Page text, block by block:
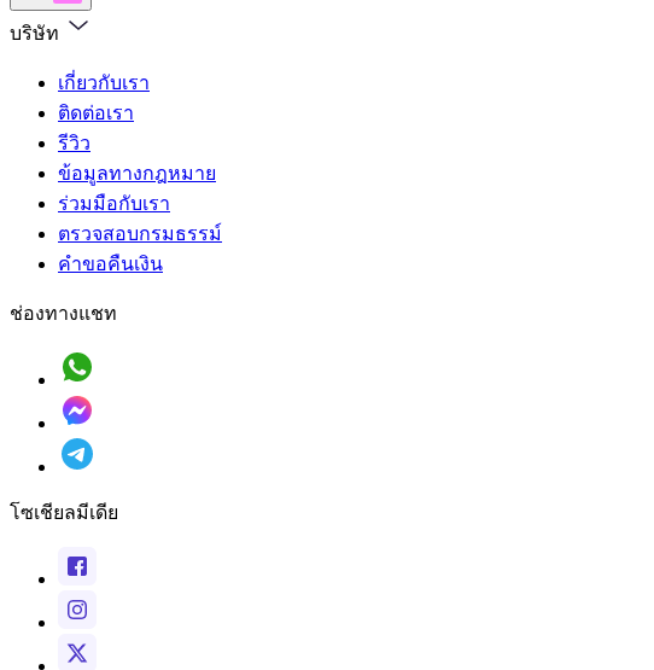
บริษัท
เกี่ยวกับเรา
ติดต่อเรา
รีวิว
ข้อมูลทางกฎหมาย
ร่วมมือกับเรา
ตรวจสอบกรมธรรม์
คำขอคืนเงิน
ช่องทางแชท
โซเชียลมีเดีย